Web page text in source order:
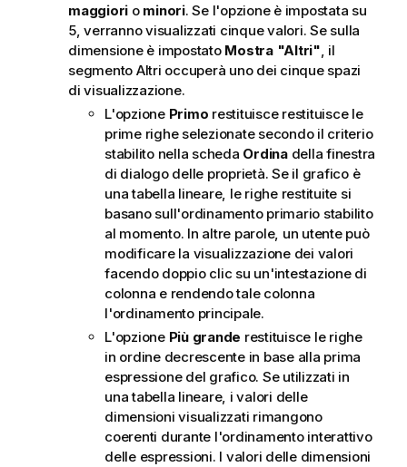
maggiori o minori. Se l'opzione è impostata su
5, verranno visualizzati cinque valori. Se sulla
dimensione è impostato Mostra "Altri" , il
segmento Altri occuperà uno dei cinque spazi
di visualizzazione.
L'opzione Primo restituisce restituisce le
prime righe selezionate secondo il criterio
stabilito nella scheda Ordinadella finestra
di dialogo delle proprietà. Se il grafico è
una tabella lineare, le righe restituite si
basano sull'ordinamento primario stabilito
al momento. In altre parole, un utente può
modificare la visualizzazione dei valori
facendo doppio clic su un'intestazione di
colonna e rendendo tale colonna
l'ordinamento principale.
L'opzione Più grande restituisce le righe
in ordine decrescente in base alla prima
espressione del grafico. Se utilizzati in
una tabella lineare, i valori delle
dimensioni visualizzati rimangono
coerenti durante l'ordinamento interattivo
delle espressioni. I valori delle dimensioni